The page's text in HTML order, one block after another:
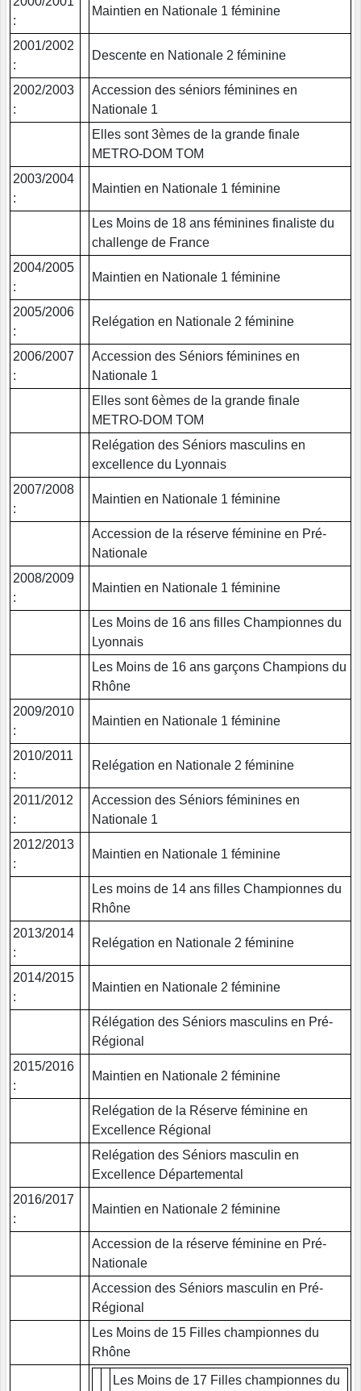
:
Maintien en Nationale 1 féminine
2001/2002
:
Descente en Nationale 2 féminine
2002/2003
:
Accession des séniors féminines en
Nationale 1
Elles sont 3èmes de la grande finale
METRO-DOM TOM
2003/2004
:
Maintien en Nationale 1 féminine
Les Moins de 18 ans féminines finaliste du
challenge de France
2004/2005
:
Maintien en Nationale 1 féminine
2005/2006
:
Relégation en Nationale 2 féminine
2006/2007
:
Accession des Séniors féminines en
Nationale 1
Elles sont 6èmes de la grande finale
METRO-DOM TOM
Relégation des Séniors masculins en
excellence du Lyonnais
2007/2008
:
Maintien en Nationale 1 féminine
Accession de la réserve féminine en Pré-
Nationale
2008/2009
:
Maintien en Nationale 1 féminine
Les Moins de 16 ans filles Championnes du
Lyonnais
Les Moins de 16 ans garçons Champions du
Rhône
2009/2010
:
Maintien en Nationale 1 féminine
2010/2011
:
Relégation en Nationale 2 féminine
2011/2012
:
Accession des Séniors féminines en
Nationale 1
2012/2013
:
Maintien en Nationale 1 féminine
Les moins de 14 ans filles Championnes du
Rhône
2013/2014
:
Relégation en Nationale 2 féminine
2014/2015
:
Maintien en Nationale 2 féminine
Rélégation des Séniors masculins en Pré-
Régional
2015/2016
:
Maintien en Nationale 2 féminine
Relégation de la Réserve féminine en
Excellence Régional
Relégation des Séniors masculin en
Excellence Départemental
2016/2017
:
Maintien en Nationale 2 féminine
Accession de la réserve féminine en Pré-
Nationale
Accession des Séniors masculin en Pré-
Régional
Les Moins de 15 Filles championnes du
Rhône
Les Moins de 17 Filles championnes du